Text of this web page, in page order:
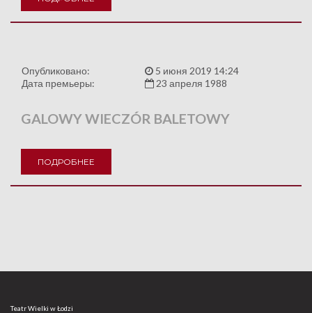
Опубликовано:
5 июня 2019 14:24
Дата премьеры:
23 апреля 1988
GALOWY WIECZÓR BALETOWY
ПОДРОБНЕЕ
Teatr Wielki w Łodzi